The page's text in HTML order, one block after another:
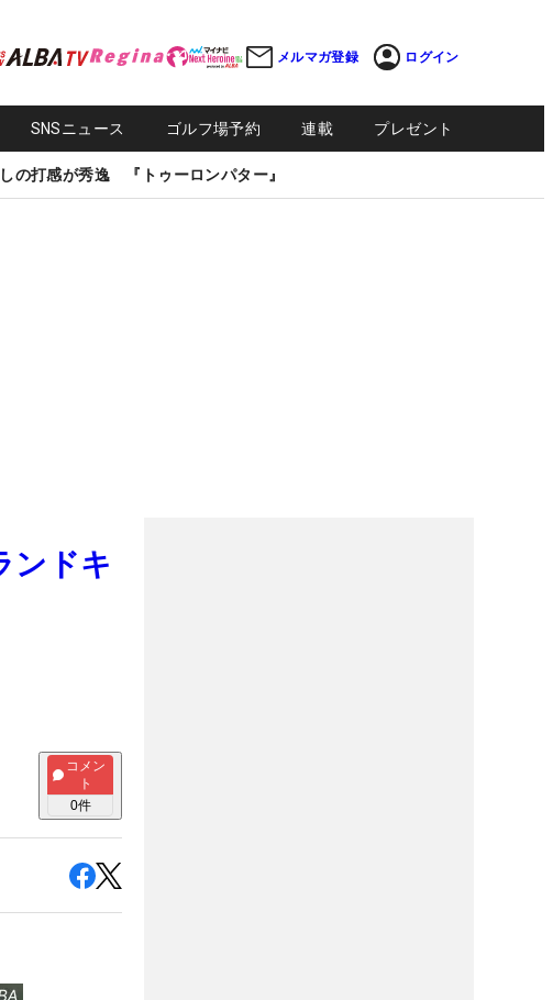
メルマガ登録 ログイン
SNSニュース ゴルフ場予約 連載 プレゼント
の打感が秀逸 『トゥーロンパター』
ンドキ
コメン
ト
0件